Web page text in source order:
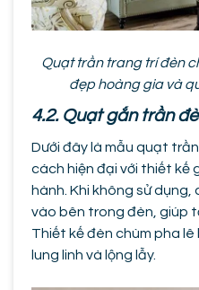
Quạt trần trang trí đèn
đẹp hoàng gia và
4.2. Quạt gắn trần
Dưới đây là mẫu quạt
cách hiện đại với thiết kế
hành. Khi không sử
vào bên trong đèn, giúp
Thiết kế đèn chùm pha
lung linh và lộng lẫy.